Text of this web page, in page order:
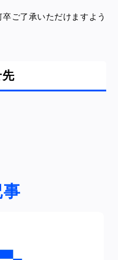
ご了承いただけますよう
先